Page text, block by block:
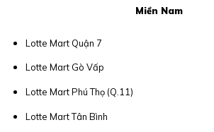
Miền Nam
Lotte Mart Quận 7
Lotte Mart Gò Vấp
Lotte Mart Phú Thọ (Q.11)
Lotte Mart Tân Bình